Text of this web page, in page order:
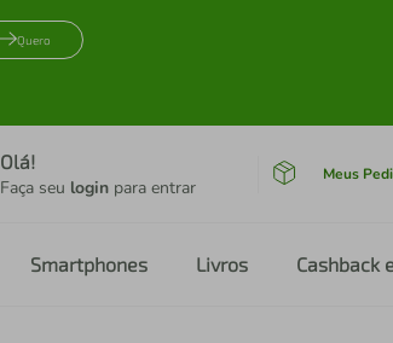
Quero
Olá!
Faça seu login para entrar
Meus
Smartphones Livros Cashback